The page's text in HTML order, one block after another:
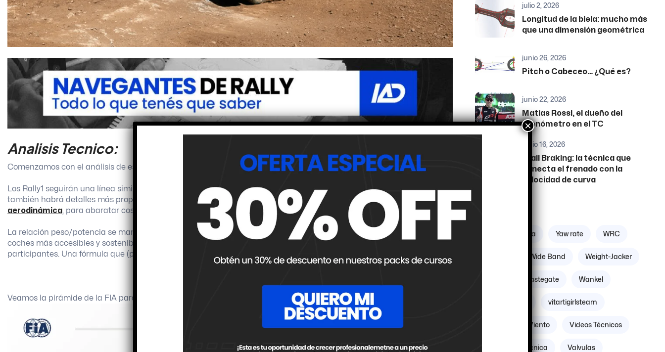
Analisis Tecnico:
Comenzamos con el análisis de estos Rally1 2022:
Los Rally1 seguirán una línea similar a los actuales WRC, con apariencias agresivas y un sonido enamoradizo, pero
también habrá detalles más propios de los Rally2 (antiguos R5), sobre todo en términos de transmisión y
aerodinámica, para abaratar costos.
La relación peso/potencia se mantendrá en los niveles actuales, en los 3,1 kilos por HP. En teoría, los Rally1 serán
coches más accesibles y sostenibles, conservando las virtudes de los WRC, pero con el Pro económico para las marcas
participantes. Una fórmula que (por ahora) parece acertada.
Veamos la pirámide de la FIA para la relación peso/potencia de cada categoría:
julio 2, 2026
Longitud de la biela: mucho más
que una dimensión geométrica
junio 26, 2026
Pitch o Cabeceo… ¿Qué es?
junio 22, 2026
Matías Rossi, el dueño del
cronómetro en el TC
junio 16, 2026
Trail Braking: la técnica que
conecta el frenado con la
velocidad de curva
Zona geográfica Yaw rate WRC
Wide Band Weight-Jacker
Wastegate Wankel
vitartigirlsteam
Viento Videos Técnicos
Verificación Técnica Valvulas
×